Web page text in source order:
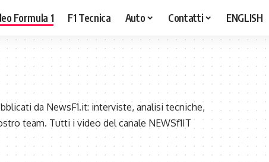
Formula 1 F1 Tecnica Auto Contatti ENGLISH
da NewsF1.it: interviste, analisi tecniche,
team. Tutti i video del canale NEWSf1IT